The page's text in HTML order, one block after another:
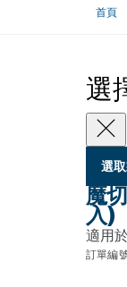
首頁
選
選
魔
入)
適用
訂單編